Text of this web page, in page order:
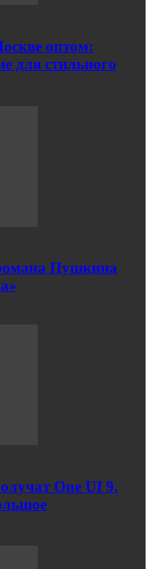
оптом:
для стильного
Пушкина
One UI 9.